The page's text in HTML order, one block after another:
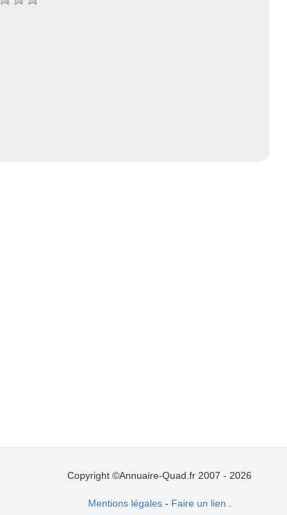
Copyright ©Annuaire-Quad.fr 2007 - 2026
Mentions légales- Faire un lien